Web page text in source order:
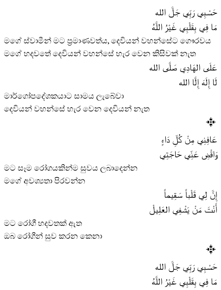
حَسْبِي رَبِّي جَلَّ الله
مَا فِي بِقَلْبِي غَيْرُ اللَّهُ
මගේ ස්වාමීන් මට ප්‍රමාණවත්ය, දෙවියන් වහන්සේට ගෞරවය
මගේ හදවතේ දෙවියන් වහන්සේ හැර වෙන කිසිවක් නැත
عَلَى الهَادِي صَلَّى الله
لَا إِلَهَ إِلَّا الله
මාර්ගෝපදේශකයාට සාමය ලැබේවා
දෙවියන් වහන්සේ හැර වෙන දෙවියන් නැත
عَافِنِي مِنْ كُلِّ دَاءٍ
وَاقْضِ عَنِّي حَاجَتِي
මට සෑම රෝගයකින්ම සුවය ලබාදෙන්න
මගේ අවශ්‍යතා පිරවන්න
إِنَّ لِي قَلْباً سَقِيماً
أَنْتَ مَنْ يَشْفِي العَلِيلْ
මට රෝගී හදවතක් ඇත
ඔබ රෝගීන් සුව කරන කෙනා
حَسْبِي رَبِّي جَلَّ الله
مَا فِي بِقَلْبِي غَيْرُ اللَّهُ